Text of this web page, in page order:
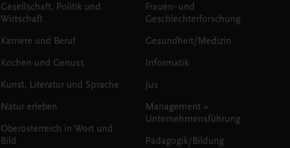
Gesellschaft, Politik und
Wirtschaft
Karriere und Beruf
Kochen und Genuss
Kunst, Literatur und Sprache
Natur erleben
Oberösterreich in Wort und
Bild
Frauen- und
Geschlechterforschung
Gesundheit/Medizin
Informatik
Jus
Management +
Unternehmensführung
Pädagogik/Bildung